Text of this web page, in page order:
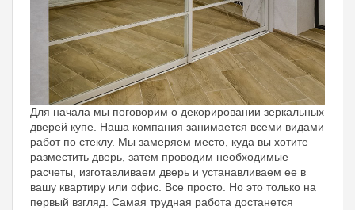
Для начала мы поговорим о декорировании зеркальных
дверей купе. Наша компания занимается всеми видами
работ по стеклу. Мы замеряем место, куда вы хотите
разместить дверь, затем проводим необходимые
расчеты, изготавливаем дверь и устанавливаем ее в
вашу квартиру или офис. Все просто. Но это только на
первый взгляд. Самая трудная работа достанется